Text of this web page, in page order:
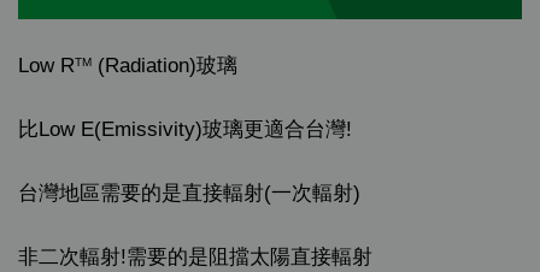
Low RTM (Radiation)玻璃
比Low E(Emissivity)玻璃更適合台灣!
台灣地區需要的是直接輻射(一次輻射)
非二次輻射!需要的是阻擋太陽直接輻射